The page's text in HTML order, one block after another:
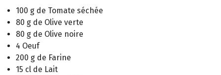
100 g de Tomate séchée
80 g de Olive verte
80 g de Olive noire
4 Oeuf
200 g de Farine
15 cl de Lait